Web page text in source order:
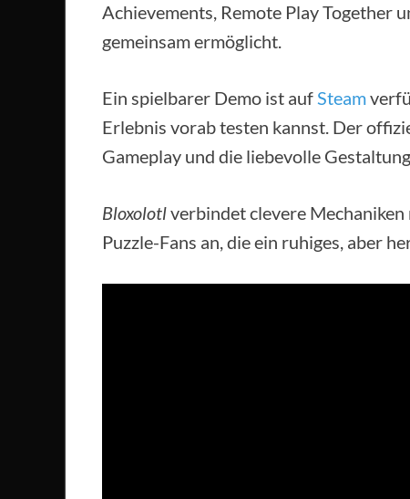
Achievements, Remote Play Together
gemeinsam ermöglicht.
Ein spielbarer Demo ist aufSteam
Erlebnis vorab testen kannst. Der
Gameplay und die liebevolle
Bloxolotlverbindet clevere
Puzzle-Fans an, die ein ruhiges, aber